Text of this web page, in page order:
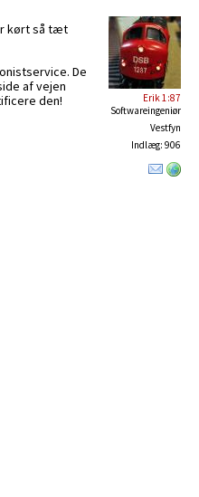
Erik 1:87
Softwareingeniør
Vestfyn
Indlæg: 906
kørt så tæt
De
af vejen
den!